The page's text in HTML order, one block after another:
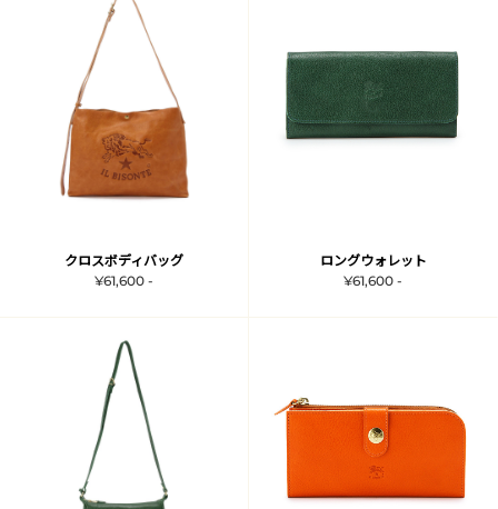
クロスボディバッグ
¥61,600 -
ロングウォレット
¥61,600 -